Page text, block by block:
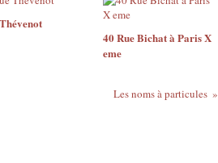
40 Rue Bichat à Paris X
eme
Les noms à particules